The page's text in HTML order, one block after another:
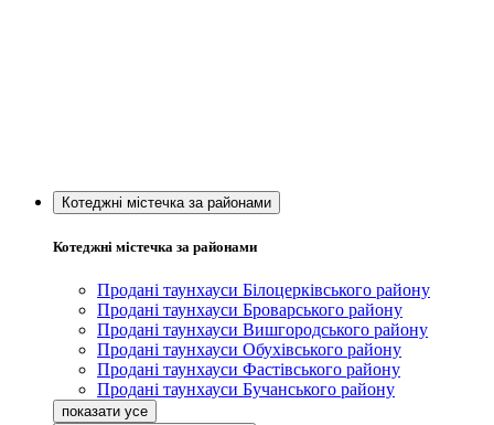
Котеджні містечка за районами
Котеджні містечка за районами
Продані таунхауси Білоцерківського району
Продані таунхауси Броварського району
Продані таунхауси Вишгородського району
Продані таунхауси Обухівського району
Продані таунхауси Фастівського району
Продані таунхауси Бучанського району